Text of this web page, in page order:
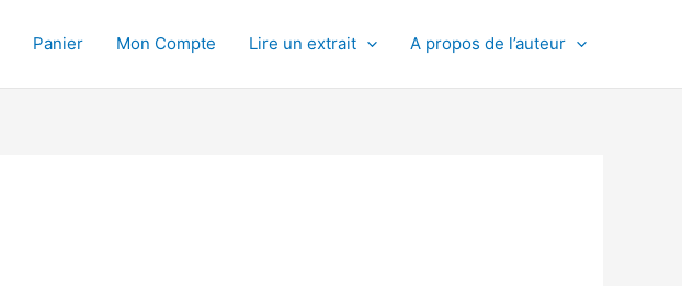
Panier Mon Compte Lire un extrait A propos de l’auteur